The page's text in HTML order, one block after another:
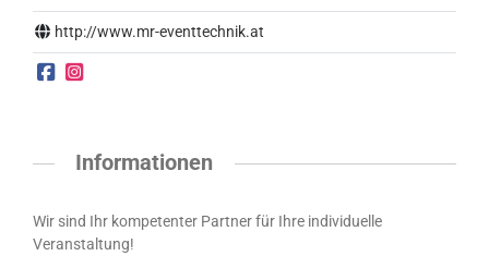
http://www.mr-eventtechnik.at
Informationen
Wir sind Ihr kompetenter Partner für Ihre individuelle
Veranstaltung!